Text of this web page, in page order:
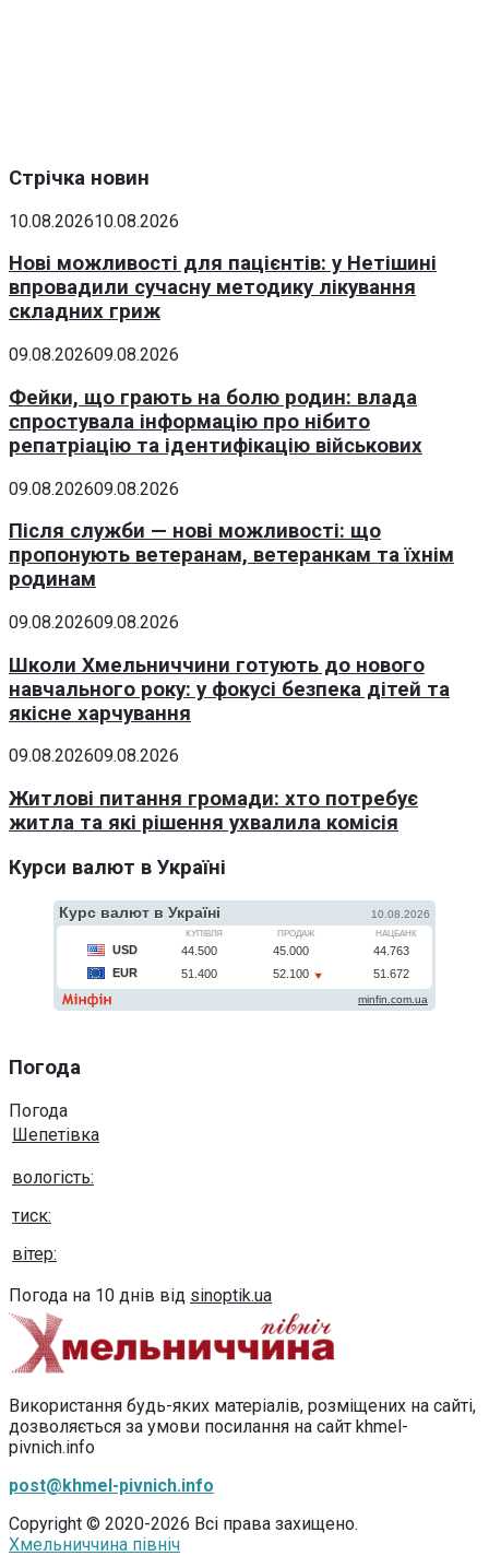
Стрічка новин
10.08.202610.08.2026
Нові можливості для пацієнтів: у Нетішині
впровадили сучасну методику лікування
складних гриж
09.08.202609.08.2026
Фейки, що грають на болю родин: влада
спростувала інформацію про нібито
репатріацію та ідентифікацію військових
09.08.202609.08.2026
Після служби — нові можливості: що
пропонують ветеранам, ветеранкам та їхнім
родинам
09.08.202609.08.2026
Школи Хмельниччини готують до нового
навчального року: у фокусі безпека дітей та
якісне харчування
09.08.202609.08.2026
Житлові питання громади: хто потребує
житла та які рішення ухвалила комісія
Курси валют в Україні
Погода
Погода
Шепетівка
вологість:
тиск:
вітер:
Погода на 10 днів від sinoptik.ua
Використання будь-яких матеріалів, розміщених на сайті,
дозволяється за умови посилання на сайт khmel-
pivnich.info
post@khmel-pivnich.info
Copyright © 2020-2026 Всі права захищено.
Хмельниччина північ